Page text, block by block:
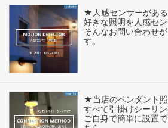
★人感センサーがある
好きな照明を人感セ
そんなお問い合わせ
す。
★当店のペンダント
すべて引掛けシーリン
ご自身で簡単に設置